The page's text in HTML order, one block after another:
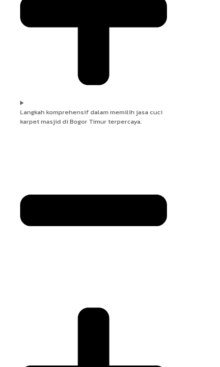
Langkah komprehensif dalam memilih jasa cuci
karpet masjid di Bogor Timur terpercaya.